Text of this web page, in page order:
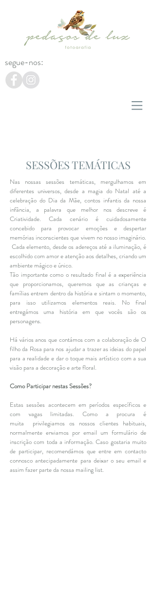
segue-nos:
SESSÕES TEMÁTICAS
Nas nossas sessões temáticas, mergulhamos em
diferentes universos, desde a magia do Natal até a
celebração do Dia da Mãe, contos infantis da nossa
infância, a palavra que melhor nos descreve é
Criatividade. Cada cenário é cuidadosamente
concebido para provocar emoções e despertar
memórias inconscientes que vivem no nosso imaginário.
Cada elemento, desde os adereços até a iluminação, é
escolhido com amor e atenção aos detalhes, criando um
ambiente mágico e único.
Tão importante como o resultado final é a experiência
que proporcionamos, queremos que as crianças e
famílias entrem dentro da história e sintam o momento,
para isso utilizamos elementos reais. No final
entregámos uma história em que vocês são os
personagens.
Há vários anos que contámos com a colaboração de O
filho da Rosa para nos ajudar a trazer as ideias do papel
para a realidade e dar o toque mais artístico com a sua
visão para a decoração e arte floral.
Como Participar nestas Sessões?
Estas sessões acontecem em períodos específicos e
com vagas limitadas. Como a procura é
muita
privilegiamos os nossos clientes habituais,
normalmente enviamos por email um formulário de
inscrição com toda a informação. Caso gostaria muito
de participar, recomendámos que entre em contacto
connosco antecipadamente para deixar o seu email e
assim fazer parte da nossa mailing list.